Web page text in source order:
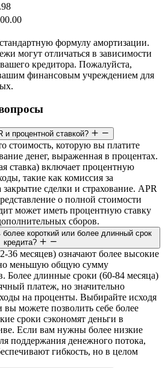
формулу амортизации.
могут отличаться в зависимости
кредитора. Пожалуйста,
финансовым учреждением для
процентной ставкой?
стоимость, которую вы платите
денег, выраженная в процентах.
ставка) включает процентную
такие как комиссия за
сделки и страхование. APR
о полной стоимости
может иметь процентную ставку
сборов.
короткий или более длинный срок
кредита?
36 месяцев) означают более высокие
меньшую общую сумму
Более длинные сроки (60-84 месяца)
платеж, но значительно
на проценты. Выбирайте исходя
можете позволить себе более
сроки сэкономят деньги в
Если вам нужны более низкие
поддержания денежного потока,
гибкость, но в целом